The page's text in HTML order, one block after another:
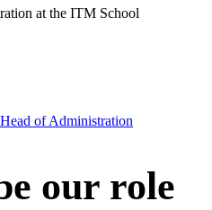
at the ITM School
Head of Administration
our role